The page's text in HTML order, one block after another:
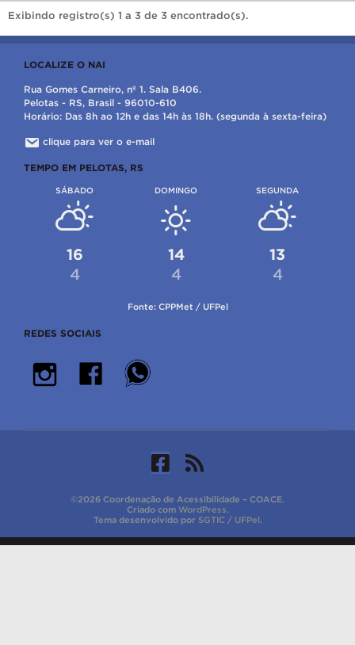
Exibindo registro(s) 1 a 3 de 3 encontrado(s).
LOCALIZE O NAI
Rua Gomes Carneiro, nº 1. Sala B406.
Pelotas - RS, Brasil - 96010-610
Horário: Das 8h ao 12h e das 14h às 18h. (segunda à sexta-feira)
clique para ver o e-mail
TEMPO EM PELOTAS, RS
SÁBADO
16
4
DOMINGO
14
4
SEGUNDA
13
4
Fonte: CPPMet / UFPel
REDES SOCIAIS
©2026 Coordenação de Acessibilidade – COACE.
Criado com WordPress.
Tema desenvolvido por SGTIC / UFPel .